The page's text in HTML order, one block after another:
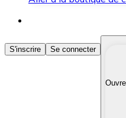
Acheter des
Achetez les
Convertissez vos
S'inscrire Se connecter